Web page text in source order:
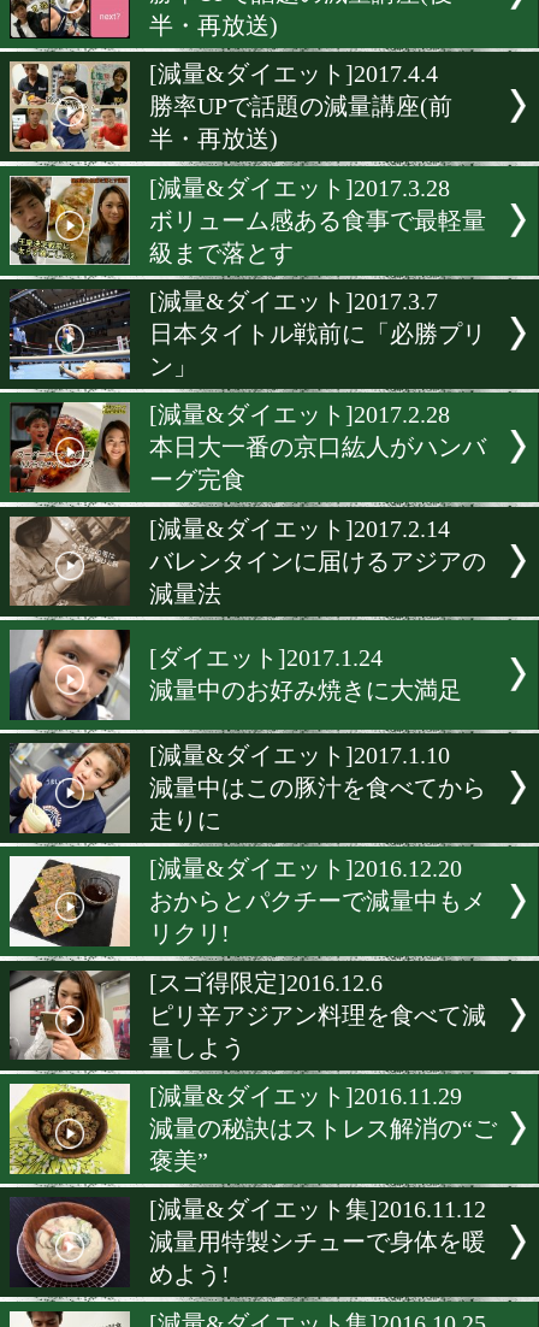
チャンピオン達の減量法
[スゴ痩せ]2017.5.15
後藤あゆみと決戦ダイエッ
[減量&ダイエット
勝率UPで話題の減量講座(
半・再放送)
[減量&ダイエット]2017.4.4
勝率UPで話題の減量講座(
半・再放送)
[減量&ダイエット
ボリューム感ある食事で最
級まで落とす
[減量&ダイエット]2017.3.7
日本タイトル戦前に「必勝
ン」
[減量&ダイエット
本日大一番の京口紘人がハ
ーグ完食
[減量&ダイエット
バレンタインに届けるアジ
減量法
[ダイエット]2017.1.24
減量中のお好み焼きに大満
[減量&ダイエット
減量中はこの豚汁を食べて
走りに